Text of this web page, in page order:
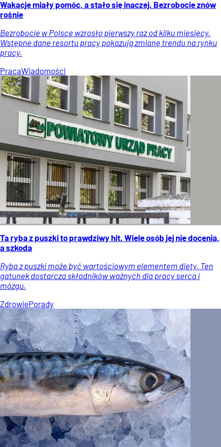
Wakacje miały pomóc, a stało się inaczej. Bezrobocie znów
rośnie
Bezrobocie w Polsce wzrosło pierwszy raz od kilku miesięcy.
Wstępne dane resortu pracy pokazują zmianę trendu na rynku
pracy.
PracaWiadomości
Ta ryba z puszki to prawdziwy hit. Wiele osób jej nie docenia,
a szkoda
Ryba z puszki może być wartościowym elementem diety. Ten
gatunek dostarcza składników ważnych dla pracy serca i
mózgu.
ZdrowiePorady